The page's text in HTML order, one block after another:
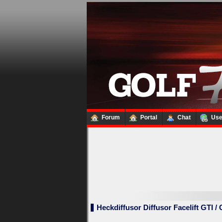
Forum Portal Chat
und
Heckdiffusor Diffusor Facelift GTI /